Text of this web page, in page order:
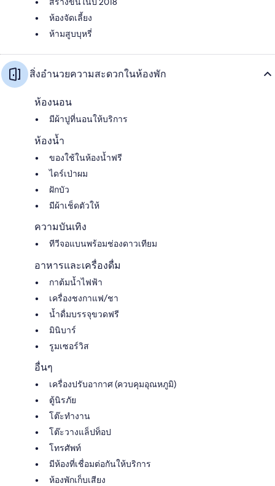
ห้องจัดเลี้ยง
ห้ามสูบบุหรี่
สิ่งอำนวยความสะดวกในห้องพัก
ห้องนอน
มีผ้าปูที่นอนให้บริการ
ห้องน้ำ
ของใช้ในห้องน้ำฟรี
ไดร์เป่าผม
ฝักบัว
มีผ้าเช็ดตัวให้
ความบันเทิง
ทีวีจอแบนพร้อมช่องดาวเทียม
อาหารและเครื่องดื่ม
กาต้มน้ำไฟฟ้า
เครื่องชงกาแฟ/ชา
น้ำดื่มบรรจุขวดฟรี
มินิบาร์
รูมเซอร์วิส
อื่นๆ
เครื่องปรับอากาศ (ควบคุมอุณหภูมิ)
ตู้นิรภัย
โต๊ะทำงาน
โต๊ะวางแล็ปท็อป
โทรศัพท์
มีห้องที่เชื่อมต่อกันให้บริการ
ห้องพักเก็บเสียง